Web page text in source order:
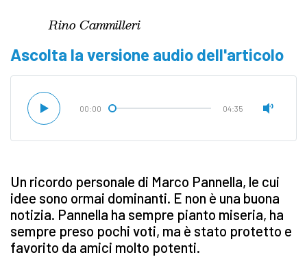
Rino Cammilleri
Ascolta la versione audio dell'articolo
00:00 04:35
Un ricordo personale di Marco Pannella, le cui
idee sono ormai dominanti. E non è una buona
notizia. Pannella ha sempre pianto miseria, ha
sempre preso pochi voti, ma è stato protetto e
favorito da amici molto potenti.